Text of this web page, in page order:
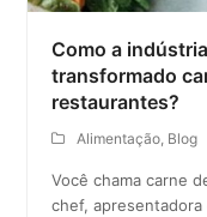
Como a
transformado
restaurantes?
Alimentação, Blog
Você chama carne
chef,